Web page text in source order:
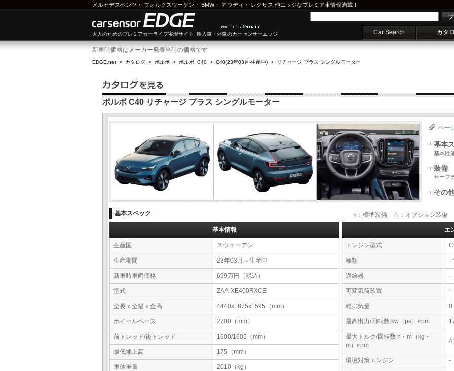
メルセデスベンツ ・ フォルクスワーゲン ・ BMW・ アウディ ・ レクサス 他エッジなプレミア車情報満載！
大人のためのプレミアカーライフ実現サイト 輸入車・外車のカーセンサーエッジ Car Search カタ
新車時価格はメーカー発表当時の価格です
EDGE.net > カタログ > ボルボ > ボルボ C40 > C40(23年03月-生産中) > リチャージ プラス シングルモーター
ボルボ C40 リチャージ プラス シングルモーター
ペー
基本
基本性
装備
セーフ
その
基本スペック ○：標準装備 △：オプション装備 -
基本情報
生産国 スウェーデン
生産期間 23年03月～生産中
新車時車両価格 699万円（税込）
型式 ZAA-XE400RXCE
全長ｘ全幅ｘ全高 4440x1875x1595（mm）
ホイールベース 2700（mm）
前トレッド/後トレッド 1600/1605（mm）
最低地上高 175（mm）
車体重量 2010（kg）
エ
エンジン型式
種類 --
過給器 -
可変気筒装置 -
総排気量 0
最高出力/回転数 kw（ps）/rpm
最大トルク/回転数 n・m（kg・
m）/rpm
環境対策エンジン -